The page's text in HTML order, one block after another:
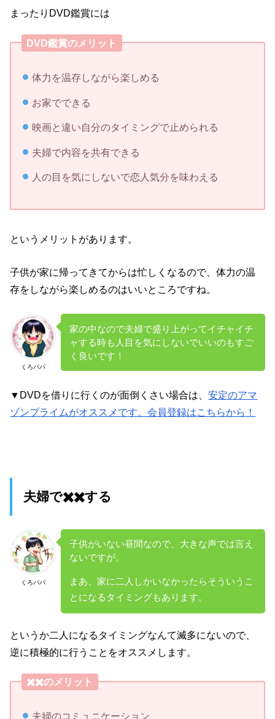
まったりDVD鑑賞には
DVD鑑賞のメリット
体力を温存しながら楽しめる
お家でできる
映画と違い自分のタイミングで止められる
夫婦で内容を共有できる
人の目を気にしないで恋人気分を味わえる
というメリットがあります。
子供が家に帰ってきてからは忙しくなるので、体力の温
存をしながら楽しめるのはいいところですね。
くろパパ
家の中なので夫婦で盛り上がってイチャイチ
ャする時も人目を気にしないでいいのもすご
く良いです！
▼DVDを借りに行くのが面倒くさい場合は、安定のアマ
ゾンプライムがオススメです。会員登録はこちらから！
夫婦で✖️✖️する
くろパパ
子供がいない昼間なので、大きな声では言え
ないですが。
まあ、家に二人しかいなかったらそういうこ
とになるタイミングもあります。
というか二人になるタイミングなんて滅多にないので、
逆に積極的に行うことをオススメします。
✖️✖️のメリット
夫婦のコミュニケーション